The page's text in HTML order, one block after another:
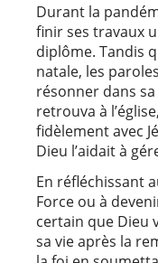
Durant la
finir ses travaux
diplôme. Tandis
natale, les
résonner dans
retrouva à
fidèlement avec
Dieu l’aidait à
En réfléchissant
Force ou à
certain que Dieu
sa vie après la